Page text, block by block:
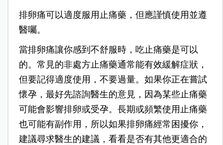
排卵痛可以適度服用止痛藥，但應謹慎使用並遵
醫囑。
當排卵痛讓你感到不舒服時，吃止痛藥是可以
的。常見的非處方止痛藥通常能有效緩解症狀，
但要記得適度使用，不要過量。如果你正在嘗試
懷孕，最好先諮詢醫生的意見，因為某些止痛藥
可能會影響排卵或受孕。長期或頻繁使用止痛藥
也可能有副作用，所以如果排卵痛經常困擾你，
建議尋求醫生的建議，看看是否有其他更適合的